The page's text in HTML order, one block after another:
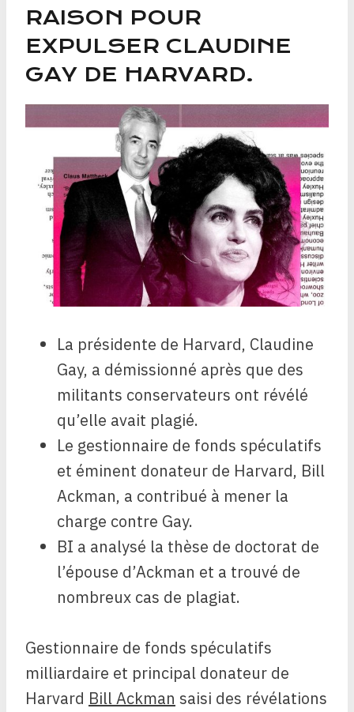
RAISON POUR
EXPULSER CLAUDINE
GAY DE HARVARD.
La présidente de Harvard, Claudine
Gay, a démissionné après que des
militants conservateurs ont révélé
qu’elle avait plagié.
Le gestionnaire de fonds spéculatifs
et éminent donateur de Harvard, Bill
Ackman, a contribué à mener la
charge contre Gay.
BI a analysé la thèse de doctorat de
l’épouse d’Ackman et a trouvé de
nombreux cas de plagiat.
Gestionnaire de fonds spéculatifs
milliardaire et principal donateur de
Harvard Bill Ackman saisi des révélations